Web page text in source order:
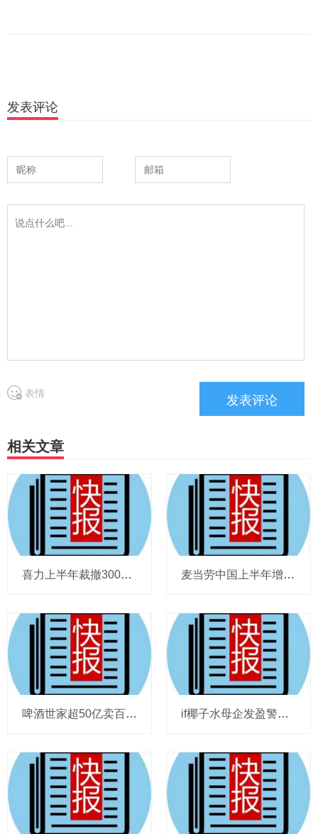
发表评论
表情
相关文章
喜力上半年裁撤3000岗位，太古可口可乐总裁说饮料品类增长态势良好，华润饮料下半年要打三场关键战役，帝亚吉欧新帅努力应对白酒市场影响 麦当劳中国上半年增至8114家，达能CEO称现阶段更具进攻性，“小酒馆”海伦司盈警，现代牧业完成收购中国圣牧股权，茶颜悦色合肥首店开业
啤酒世家超50亿卖百威集团股份，宗庆后之子任新公司董事长，FIVE GUYS明年重点加密北京，三只松鼠华南总部入驻佛山，达能完成阿根廷合资 if椰子水母企发盈警，星巴克回应“伙伴券取消”传闻，沃尔玛社区店将开进广州，袁记食品更新招股书，投资超5亿的安徽东鹏饮料项目投产